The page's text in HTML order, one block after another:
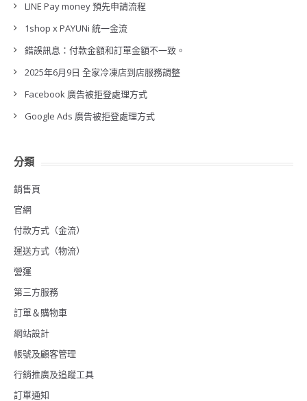
LINE Pay money 預先申請流程
1shop x PAYUNi 統一金流
錯誤訊息：付款金額和訂單金額不一致。
2025年6月9日 全家冷凍店到店服務調整
Facebook 廣告被拒登處理方式
Google Ads 廣告被拒登處理方式
分類
銷售頁
官網
付款方式（金流）
運送方式（物流）
營運
第三方服務
訂單＆購物車
網站設計
帳號及顧客管理
行銷推廣及追蹤工具
訂單通知